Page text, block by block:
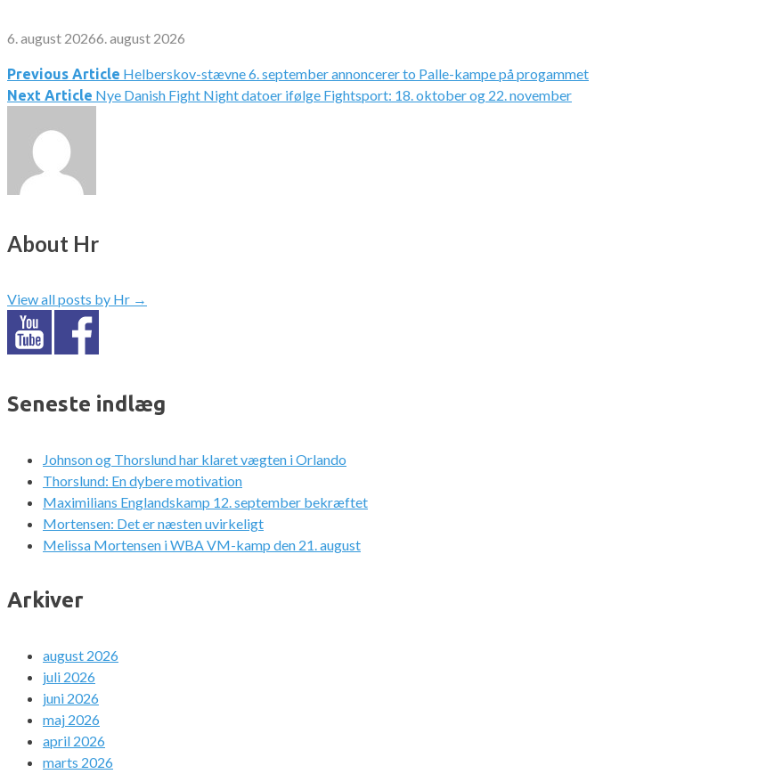
6. august 20266. august 2026
Indlægsnavigation
Previous Article Helberskov-stævne 6. september annoncerer to Palle-kampe på progammet
Next Article Nye Danish Fight Night datoer ifølge Fightsport: 18. oktober og 22. november
About Hr
View all posts by Hr →
Seneste indlæg
Johnson og Thorslund har klaret vægten i Orlando
Thorslund: En dybere motivation
Maximilians Englandskamp 12. september bekræftet
Mortensen: Det er næsten uvirkeligt
Melissa Mortensen i WBA VM-kamp den 21. august
Arkiver
august 2026
juli 2026
juni 2026
maj 2026
april 2026
marts 2026